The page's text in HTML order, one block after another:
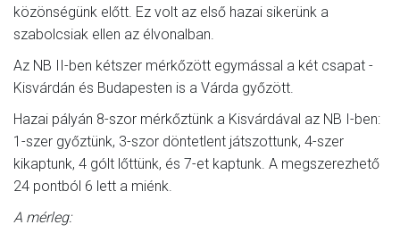
közönségünk előtt. Ez volt az első hazai sikerünk a
szabolcsiak ellen az élvonalban.
Az NB II-ben kétszer mérkőzött egymással a két csapat -
Kisvárdán és Budapesten is a Várda győzött.
Hazai pályán 8-szor mérkőztünk a Kisvárdával az NB I-ben:
1-szer győztünk, 3-szor döntetlent játszottunk, 4-szer
kikaptunk, 4 gólt lőttünk, és 7-et kaptunk. A megszerezhető
24 pontból 6 lett a miénk.
A mérleg: